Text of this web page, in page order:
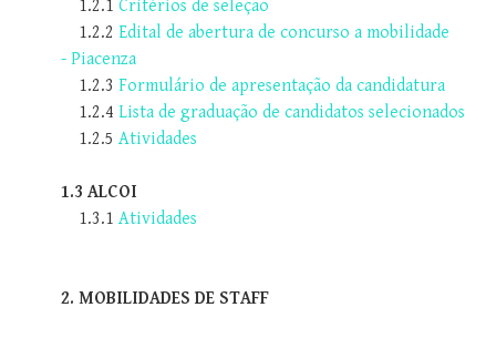
1.2.1 Critérios de seleção
1.2.2 Edital de abertura de concurso a mobilidade
- Piacenza
1.2.3 Formulário de apresentação da candidatura
1.2.4 Lista de graduação de candidatos selecionados
1.2.5 Atividades
1.3 ALCOI
1.3.1 Atividades
2. MOBILIDADES DE STAFF